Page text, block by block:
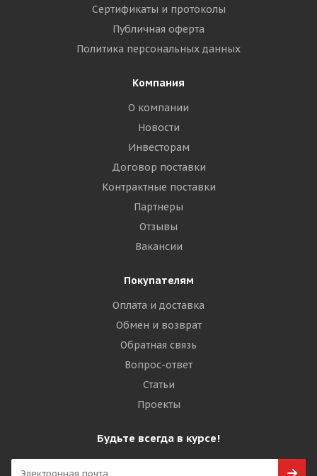
Сертификаты и протоколы
Публичная оферта
Политика персональных данных
Компания
О компании
Новости
Инвесторам
Договор поставки
Контрактные поставки
Партнеры
Отзывы
Вакансии
Покупателям
Оплата и доставка
Обмен и возврат
Обратная связь
Вопрос-ответ
Статьи
Проекты
Будьте всегда в курсе!